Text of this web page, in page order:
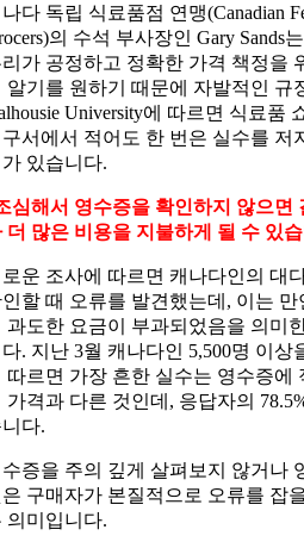
다 독립 식료품점 연맹(Canadian
의 수석 부사장인 Gary Sands
가 공정하고 정확한 가격 책정을
알기를 원하기 때문에 자발적인 규
University에 따르면 식료품
서에서 적어도 한 번은 실수를 저
있습니다.
심해서 영수증을 확인하지 않으면
더 많은 비용을 지불하게 될 수 있
운 조사에 따르면 캐나다인의 대
할 때 오류를 발견했는데, 이는
과도한 요금이 부과되었음을 의미
. 지난 3월 캐나다인 5,500명 이
따르면 가장 흔한 실수는 영수증에
가격과 다른 것인데, 응답자의
다.
증을 주의 깊게 살펴보지 않거나
구매자가 본질적으로 오류를 잡
의미입니다.